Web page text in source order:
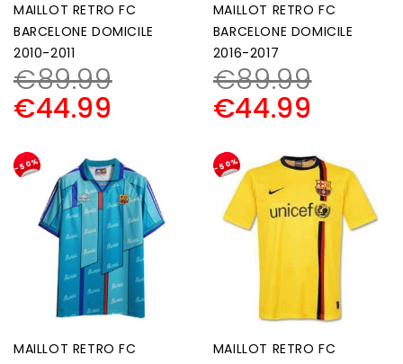
MAILLOT RETRO FC
BARCELONE DOMICILE
2010-2011
€89.99
€44.99
MAILLOT RETRO FC
BARCELONE DOMICILE
2016-2017
€89.99
€44.99
-50%
MAILLOT RETRO FC
-50%
MAILLOT RETRO FC